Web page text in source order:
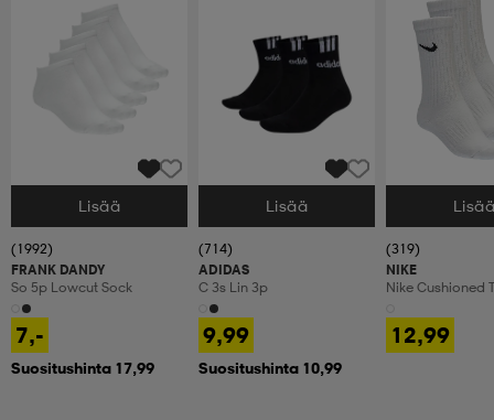
Valitse Koko
Lisää
(1992)
FRANK DANDY
So 5p Lowcut Sock
7,-
Suositushinta 17,99
Valitse Koko
Lisää
(714)
ADIDAS
C 3s Lin 3p
9,99
Suositushinta 10,99
Valitse Koko
(319)
NIKE
Nike Cushioned
12,99